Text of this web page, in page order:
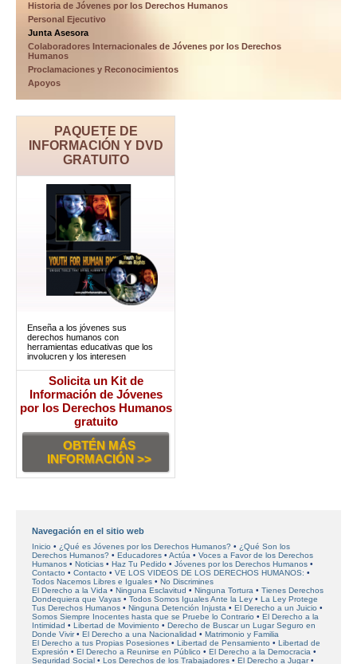
Historia de Jóvenes por los Derechos Humanos
Personal Ejecutivo
Junta Asesora
Colaboradores Internacionales de Jóvenes por los Derechos
Humanos
Proclamaciones y Reconocimientos
Apoyos
PAQUETE DE
INFORMACIÓN Y DVD
GRATUITO
Enseña a los jóvenes sus
derechos humanos con
herramientas educativas que los
involucren y los interesen
Solicita un Kit de
Información de Jóvenes
por los Derechos Humanos
gratuito
OBTÉN MÁS
INFORMACIÓN >>
Navegación en el sitio web
Inicio ¿Qué es Jóvenes por los Derechos Humanos?
¿Qué Son los
Derechos Humanos?
Educadores Actúa
Voces a Favor de los Derechos
Humanos
Noticias Haz Tu Pedido
Jóvenes por los Derechos Humanos
Contacto
Contacto
VE LOS VIDEOS DE LOS DERECHOS HUMANOS:
Todos Nacemos Libres e Iguales
No Discrimines
El Derecho a la Vida
Ninguna Esclavitud Ninguna Tortura
Tienes Derechos
Dondequiera que Vayas
Todos Somos Iguales Ante la Ley
La Ley Protege
Tus Derechos Humanos
Ninguna Detención Injusta
El Derecho a un Juicio
Somos Siempre Inocentes hasta que se Pruebe lo Contrario
El Derecho a la
Intimidad
Libertad de Movimiento
Derecho de Buscar un Lugar Seguro en
Donde Vivir
El Derecho a una Nacionalidad
Matrimonio y Familia
El Derecho a tus Propias Posesiones
Libertad de Pensamiento
Libertad de
Expresión
El Derecho a Reunirse en Público
El Derecho a la Democracia
Seguridad Social
Los Derechos de los Trabajadores El Derecho a Jugar